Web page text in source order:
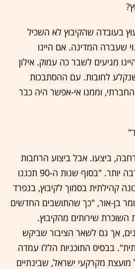
בעובדה שהקיבוץ לא השכיל
שעברה המדינה. אם היינו
מגיעים לשבר כה עמוק. אילון
לחובות. עם ההסתבכות
וממנו אי-אפשר היה כבר
ביצעו. אבל ביצוע הרחבות
נוספות מוגבל עכשיו הרבה יותר. "בסוף שנות ה-90 תכננו
קהילתית בסמוך לקיבוץ, בנפרד
בן-אור, "כך שהתושבים החדשים
השוכרת שירותים מהקיבוץ.
אך גם לשאר הציבור שביקש
בבסיס התוכניות הללו עמדה
החלטה 737 של מועצת מקרקעי ישראל, שבינתיים